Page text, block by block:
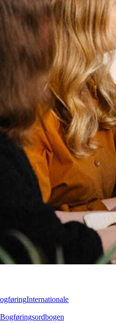
Internationale
Bogføringsordbogen